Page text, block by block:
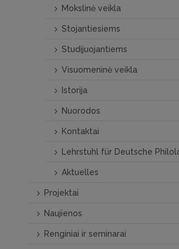
Mokslinė veikla
Stojantiesiems
Studijuojantiems
Visuomeninė veikla
Istorija
Nuorodos
Kontaktai
Lehrstuhl für Deutsche
Aktuelles
Projektai
Naujienos
Renginiai ir seminarai